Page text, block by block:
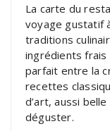
La carte du
voyage gustatif
traditions
ingrédients frais
parfait entre la
recettes
d’art, aussi
déguster.